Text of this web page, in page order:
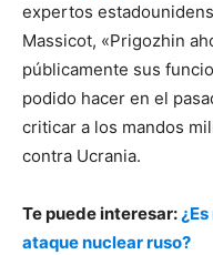
expertos
Massicot, «Prigozhin
públicamente sus
podido hacer en el
criticar a los mandos
contra Ucrania.
Te puede interesar:
ataque nuclear ruso?